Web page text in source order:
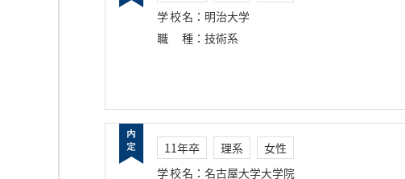
学校名 ： 明治大学
職種 ： 技術系
11年卒 理系
女性
学校名 ： 名古屋大学大学院